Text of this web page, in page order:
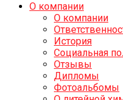
О компании
О компании
История
Социальная
Отзывы
Дипломы
Фотоальбомы